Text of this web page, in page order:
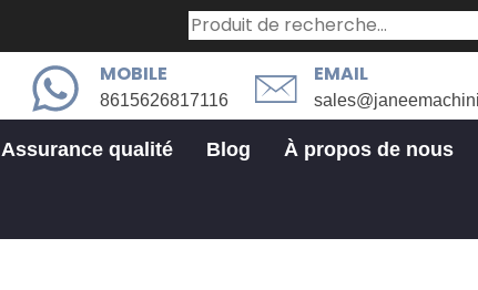
EMAIL
MOBILE
8615626817116
Assurance qualité Blog À propos de nous